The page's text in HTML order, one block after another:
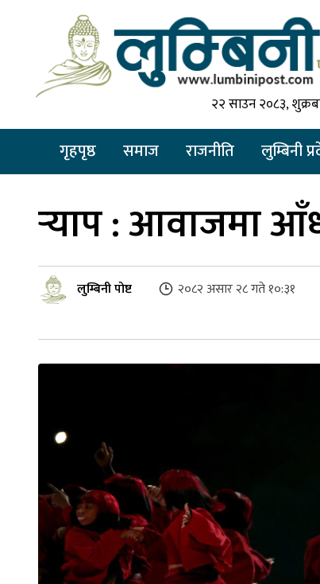
२२ साउन २०८३,
गृहपृष्ठ समाज राजनीति लुम्बिनी
र्‍याप : आवाजमा
लुम्बिनी पोष्ट २०८२ असार २८ गते १०:३१